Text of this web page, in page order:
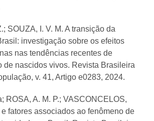
SOUZA, I. V. M. A transição da
investigação sobre os efeitos
nas tendências recentes de
de nascidos vivos. Revista Brasileira
v. 41, Artigo e0283, 2024.
ROSA, A. M. P.; VASCONCELOS,
fatores associados ao fenômeno de